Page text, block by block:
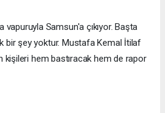
Samsun'a çıkıyor. Başta
bir şey yoktur. Mustafa Kemal İtilaf
kişileri hem bastıracak hem de rapor